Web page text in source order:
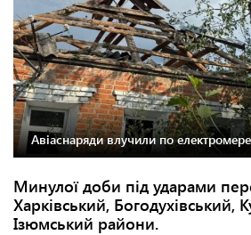
Авіаснаряди влучили по
Минулої доби під ударами
Харківський, Богодухівський,
Ізюмський райони.